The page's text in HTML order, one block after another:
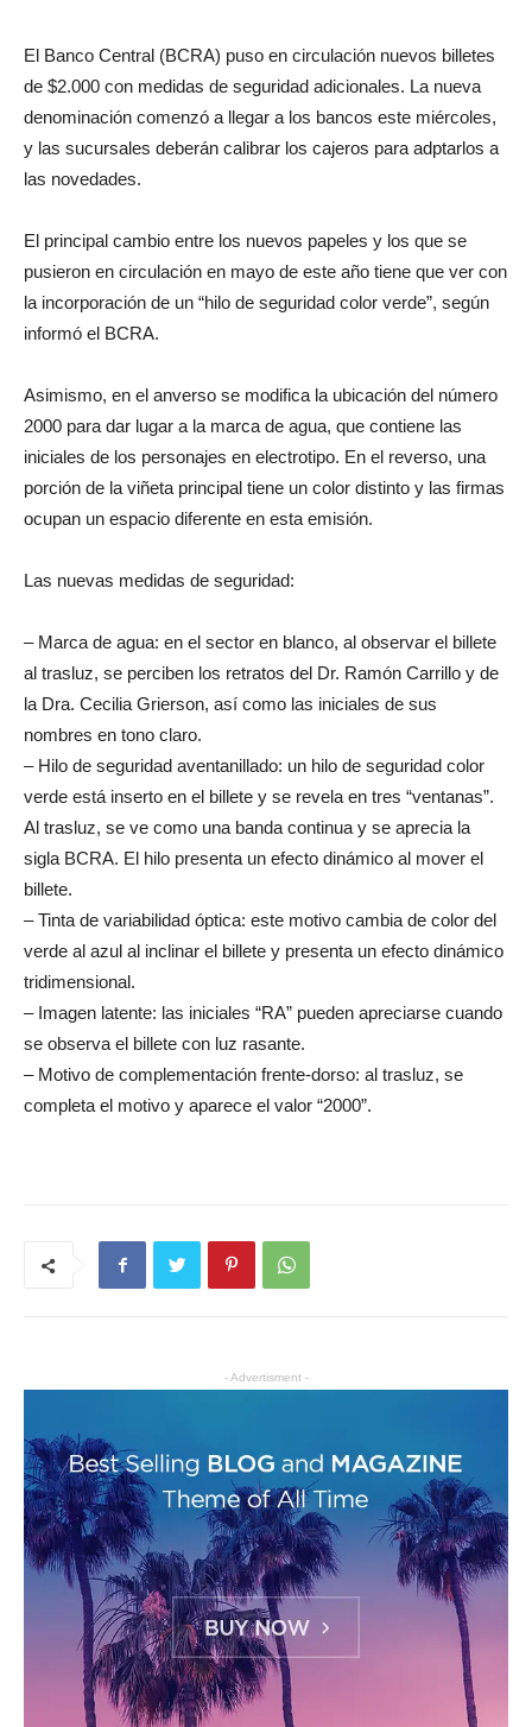
El Banco Central (BCRA) puso en circulación nuevos billetes
de $2.000 con medidas de seguridad adicionales. La nueva
denominación comenzó a llegar a los bancos este miércoles,
y las sucursales deberán calibrar los cajeros para adptarlos a
las novedades.
El principal cambio entre los nuevos papeles y los que se
pusieron en circulación en mayo de este año tiene que ver con
la incorporación de un “hilo de seguridad color verde”, según
informó el BCRA.
Asimismo, en el anverso se modifica la ubicación del número
2000 para dar lugar a la marca de agua, que contiene las
iniciales de los personajes en electrotipo. En el reverso, una
porción de la viñeta principal tiene un color distinto y las firmas
ocupan un espacio diferente en esta emisión.
Las nuevas medidas de seguridad:
– Marca de agua: en el sector en blanco, al observar el billete
al trasluz, se perciben los retratos del Dr. Ramón Carrillo y de
la Dra. Cecilia Grierson, así como las iniciales de sus
nombres en tono claro.
– Hilo de seguridad aventanillado: un hilo de seguridad color
verde está inserto en el billete y se revela en tres “ventanas”.
Al trasluz, se ve como una banda continua y se aprecia la
sigla BCRA. El hilo presenta un efecto dinámico al mover el
billete.
– Tinta de variabilidad óptica: este motivo cambia de color del
verde al azul al inclinar el billete y presenta un efecto dinámico
tridimensional.
– Imagen latente: las iniciales “RA” pueden apreciarse cuando
se observa el billete con luz rasante.
– Motivo de complementación frente-dorso: al trasluz, se
completa el motivo y aparece el valor “2000”.
- Advertisment -